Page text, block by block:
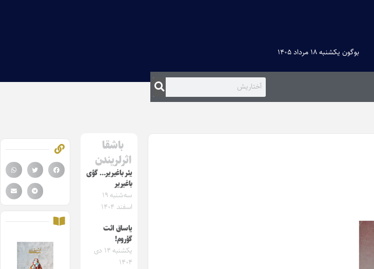
بوگون یکشنبه ۱۸ مرداد ۱۴۰۵
باشقا
اثرلریندن
یئر باغیریر… گؤی
باغیریر
سه‌شنبه ۱۹
اسفند ۱۴۰۴
یاساق ائت
گؤروم!
یکشنبه ۱۴ دی
۱۴۰۴